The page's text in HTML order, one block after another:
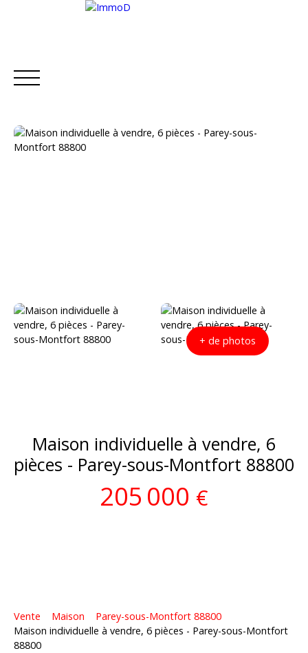
+ de photos
Maison individuelle à vendre, 6
pièces - Parey-sous-Montfort 88800
205 000 €
Vente Maison
Parey-sous-Montfort 88800
Maison individuelle à vendre, 6 pièces - Parey-sous-Montfort
88800